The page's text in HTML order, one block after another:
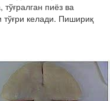
пиёз ва
тўғри келади. Пишириқ